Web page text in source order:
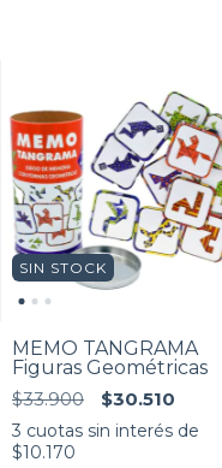
SIN STOCK
MEMO TANGRAMA
Figuras Geométricas
$33.900
$30.510
3 cuotas sin interés de
$10.170